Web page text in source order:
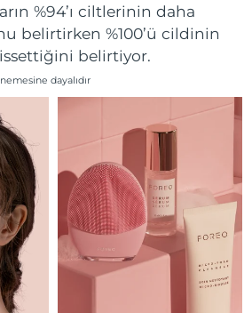
%94’ı ciltlerinin daha
belirtirken %100’ü cildinin
belirtiyor.
dayalıdır
Tahmini teslim tarihi
10/08/2026
Tahmini teslim tarihi
13/08/2026
Tahmini teslim tarihi
10/08/2026
Tahmini teslim tarihi
14/08/2026
Tahmini teslim tarihi